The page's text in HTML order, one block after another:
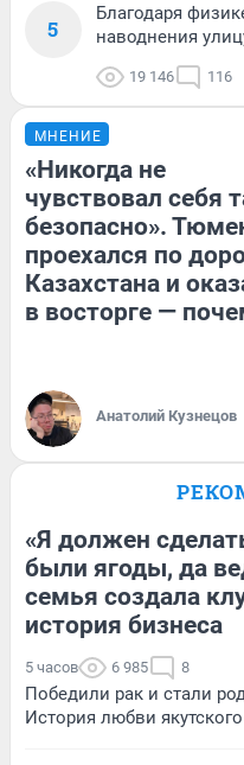
5
Благодаря
наводнения
19 146 116
МНЕНИЕ
«Никогда не
чувствовал себя
безопасно».
проехался по
Казахстана и
в восторге —
Анатолий Кузнецов
«Я должен
были ягоды, да
семья создала
история бизнеса
5 часов 6 985 8
Победили рак и стали
История любви